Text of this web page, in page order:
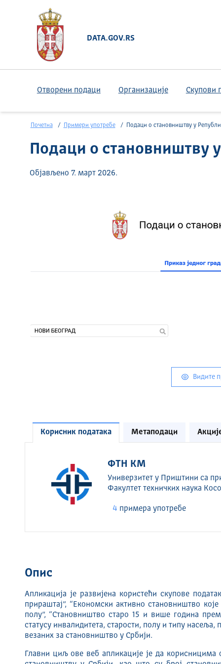
DATA.GOV.RS
Отворени подаци Организације Скупови
Почетна Примери употребе Подаци о становништву у Републици
Подаци о становништву
Објављено 7. март 2026.
Видите
Корисник података Метаподаци
ФТН КМ
Универзитет у Приштини са
Факултет техничких наука
4 примера употребе
Опис
Апликација је развијена користећи скупове
прираштај”, “Економски активно становништво
полу”, “Становништво старо 15 и више година
статусу инвалидитета, старости, полу и типу
везаних за становништво у Србији.
Главни циљ ове веб апликације је да